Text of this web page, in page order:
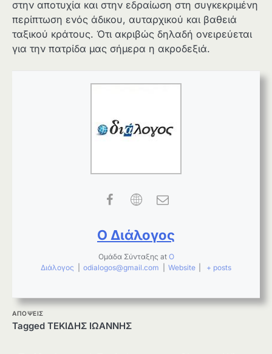
στην αποτυχία και στην εδραίωση στη συγκεκριμένη
περίπτωση ενός άδικου, αυταρχικού και βαθειά
ταξικού κράτους. Ότι ακριβώς δηλαδή ονειρεύεται
για την πατρίδα μας σήμερα η ακροδεξιά.
Ο Διάλογος
Ομάδα Σύνταξης at Ο
Διάλογος
odialogos@gmail.com Website + posts
ΑΠΟΨΕΙΣ
Tagged ΤΕΚΙΔΗΣ ΙΩΑΝΝΗΣ